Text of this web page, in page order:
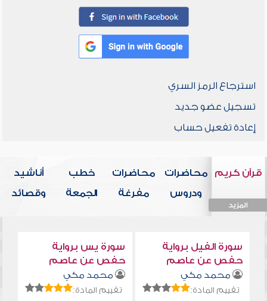
استرجاع الرمز السري
تسجيل عضو جديد
إعادة تفعيل حساب
قرآن كريم
المزيد
محاضرات
ودروس
محاضرات
مفرغة
خطب
الجمعة
أناشيد
وقصائد
سورة الفيل برواية
حفص عن عاصم
محمد مكي
تقييم المادة:
سورة يس برواية
حفص عن عاصم
محمد مكي
تقييم المادة: